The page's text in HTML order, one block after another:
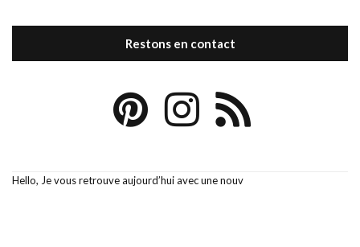
Restons en contact
Hello, Je vous retrouve aujourd’hui avec une nouv